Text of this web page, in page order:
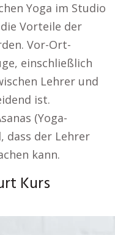
Yoga im Studio
Vorteile der
Vor-Ort-
einschließlich
Lehrer und
ist.
(Yoga-
dass der Lehrer
kann.
Kurs